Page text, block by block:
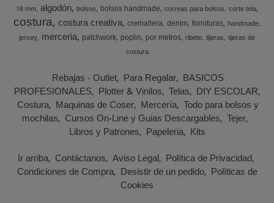
18 mm algodón bolsos bolsos handmade correas para bolsos corte tela
costura costura creativa cremallera denim fornituras handmade
jersey merceria patchwork poplin por metros ribete tijeras tijeras de
costura
Rebajas - Outlet Para Regalar BASICOS
PROFESIONALES Plotter & Vinilos Telas DIY ESCOLAR
Costura Maquinas de Coser Mercería Todo para bolsos y
mochilas Cursos On-Line y Guias Descargables Tejer
Libros y Patrones Papeleria Kits
Ir arriba Contáctanos Aviso Legal Política de Privacidad
Condiciones de Compra Desistir de un pedido Políticas de
Cookies